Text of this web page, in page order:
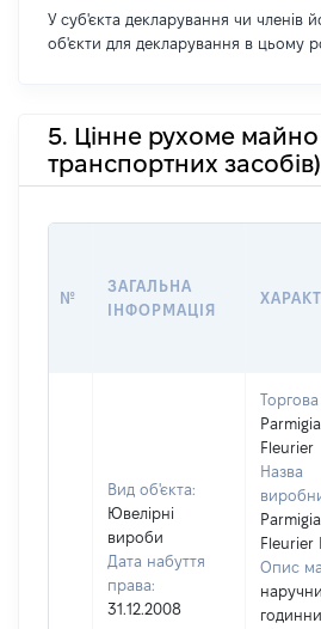
У суб'єкта декларування чи членів
об'єкти для декларування в цьому
5. Цінне рухоме майно
транспортних засобів)
№
ЗАГАЛЬНА
ІНФОРМАЦІЯ
Вид об'єкта:
Ювелірні
вироби
Дата набуття
права:
31.12.2008
Fleurier
Назва
Fleurier
Опис